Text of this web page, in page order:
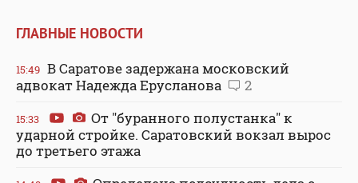
ГЛАВНЫЕ НОВОСТИ
15:49 В Саратове задержана московский
адвокат Надежда Ерусланова
2
15:33
От "буранного полустанка" к
ударной стройке. Саратовский вокзал вырос
до третьего этажа